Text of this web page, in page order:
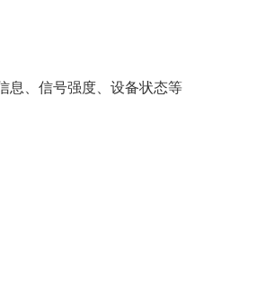
息、信号强度、设备状态等